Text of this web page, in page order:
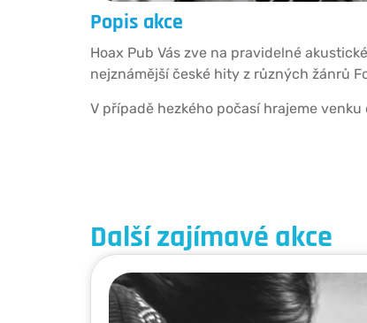
Popis akce
Hoax Pub Vás zve na pravidelné
nejznámější české hity z různých žánrů
V případě hezkého počasí hrajeme venku
Další zajímavé akce